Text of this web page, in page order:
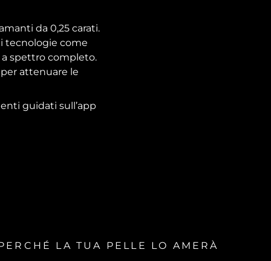
da 0,25 carati.
tecnologie come
a spettro completo.
attenuare le
guidati sull’app
LA TUA PELLE LO AMERÀ